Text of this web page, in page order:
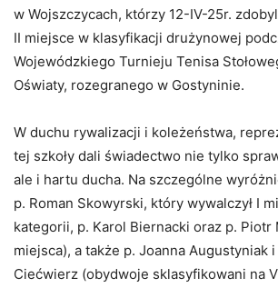
w Wojszczycach, którzy 12-IV-25r.
II miejsce w klasyfikacji drużynowej
Wojewódzkiego Turnieju Tenisa
Oświaty, rozegranego w Gostyninie.
W duchu rywalizacji i koleżeństwa,
tej szkoły dali świadectwo nie tylko
ale i hartu ducha. Na szczególne
p. Roman Skowyrski, który wywalczył I
kategorii, p. Karol Biernacki oraz p. Piotr
miejsca), a także p. Joanna Augustyniak
Ciećwierz (obydwoje sklasyfikowani na